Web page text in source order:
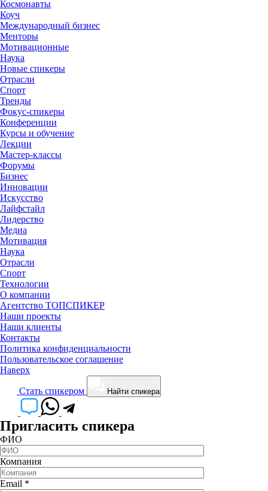
Космонавты
Коуч
Международный бизнес
Менторы
Мотивационные
Наука
Новые спикеры
Отрасли
Спорт
Тренды
Фокус-спикеры
Конференции
Курсы и обучение
Лекции
Мастер-классы
Форумы
Бизнес
Инновации
Искусство
Лайфстайл
Лидерство
Медиа
Мотивация
Наука
Отрасли
Спорт
Технологии
О компании
Агентство ТОПСПИКЕР
Наши проекты
Наши клиенты
Контакты
Политика конфиденциальности
Пользовательское соглашение
Наверх
Cтать спикером Найти спикера
Пригласить спикера
ФИО
Компания
Email *